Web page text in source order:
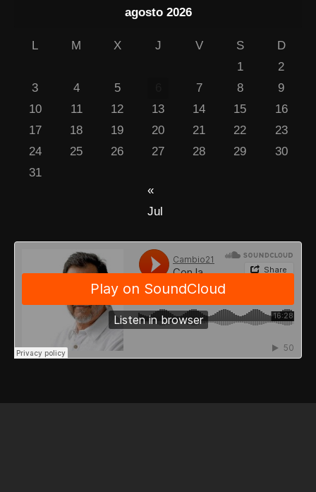
agosto 2026
L M X J V S
D
1
2
3
4 5 7 8
9
10
11 12 13 14 15
16
17
18 19 20 21 22
23
24
25 26 27 28 29
30
31
«
Jul